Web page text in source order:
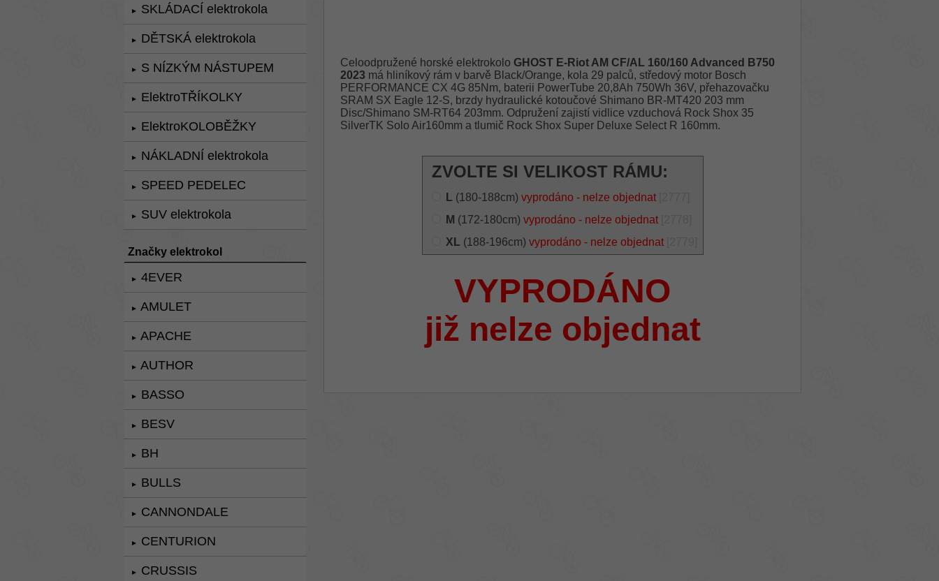
► SKLÁDACÍ elektrokola
► DĚTSKÁ elektrokola
► S NÍZKÝM NÁSTUPEM
► ElektroTŘÍKOLKY
► ElektroKOLOBĚŽKY
► NÁKLADNÍ elektrokola
► SPEED PEDELEC
► SUV elektrokola
Značky elektrokol
► 4EVER
► AMULET
► APACHE
► AUTHOR
► BASSO
► BESV
► BH
► BULLS
► CANNONDALE
► CENTURION
► CRUSSIS
Celoodpružené horské elektrokolo GHOST E-Riot AM CF/AL 160/160 Advanced B750
2023 má hliníkový rám v barvě Black/Orange, kola 29 palců, středový motor Bosch
PERFORMANCE CX 4G 85Nm, baterii PowerTube 20,8Ah 750Wh 36V, přehazovačku
SRAM SX Eagle 12-S, brzdy hydraulické kotoučové Shimano BR-MT420 203 mm
Disc/Shimano SM-RT64 203mm. Odpružení zajistí vidlice vzduchová Rock Shox 35
SilverTK Solo Air160mm a tlumič Rock Shox Super Deluxe Select R 160mm.
ZVOLTE SI VELIKOST RÁMU:
L (180-188cm) vyprodáno - nelze objednat
M (172-180cm) vyprodáno - nelze objednat
XL (188-196cm) vyprodáno - nelze objednat
VYPRODÁNO
již nelze objednat